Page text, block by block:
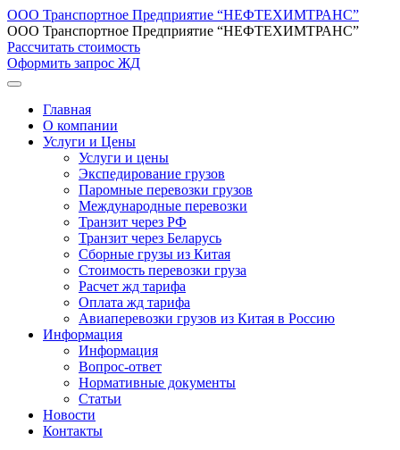
ООО Транспортное Предприятие “НЕФТЕХИМТРАНС”
ООО Транспортное Предприятие “НЕФТЕХИМТРАНС”
Рассчитать стоимость
Оформить запрос ЖД
Главная
О компании
Услуги и Цены
Услуги и цены
Экспедирование грузов
Паромные перевозки грузов
Международные перевозки
Транзит через РФ
Транзит через Беларусь
Сборные грузы из Китая
Стоимость перевозки груза
Расчет жд тарифа
Оплата жд тарифа
Авиаперевозки грузов из Китая в Россию
Информация
Информация
Вопрос-ответ
Нормативные документы
Статьи
Новости
Контакты